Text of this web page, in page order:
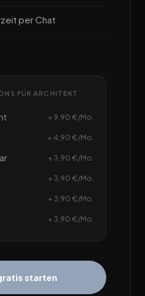
per Chat
FÜR ARCHITEKT
+ 9,90 €/Mo.
+ 4,90 €/Mo.
+ 3,90 €/Mo.
+ 3,90 €/Mo.
+ 3,90 €/Mo.
+ 3,90 €/Mo.
starten